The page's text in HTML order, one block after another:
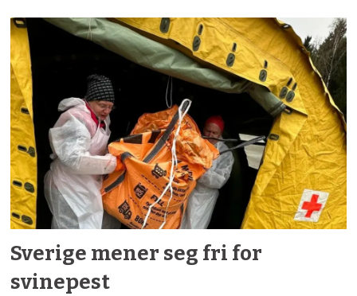
Sverige mener seg fri for
svinepest